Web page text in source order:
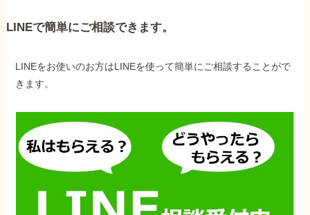
LINEで簡単にご相談できます。
LINEをお使いのお方はLINEを使って簡単にご相談することがで
きます。